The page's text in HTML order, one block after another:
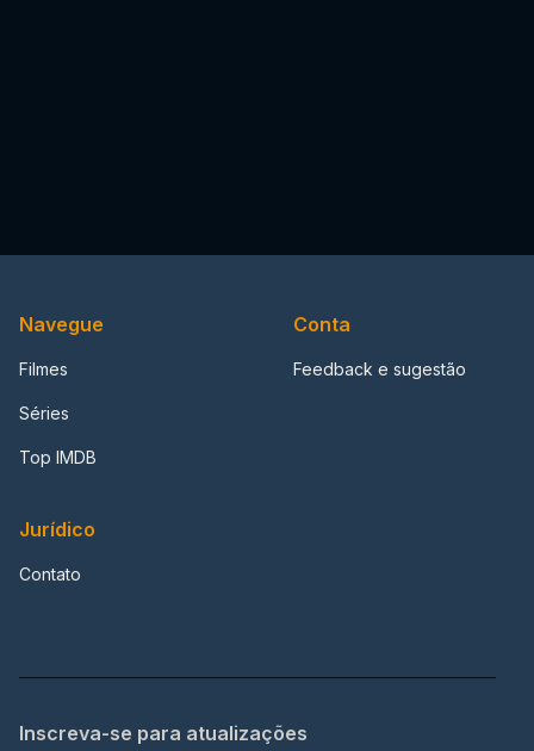
Navegue
Filmes
Séries
Top IMDB
Conta
Feedback e sugestão
Jurídico
Contato
Inscreva-se para atualizações